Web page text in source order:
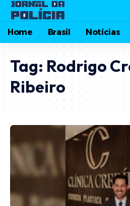
Home Brasil Notícias
Tag: Rodrigo
Ribeiro